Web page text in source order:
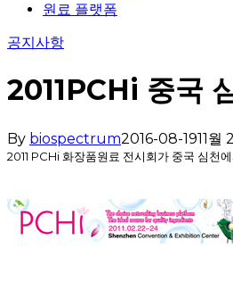
원료 플랫폼
공지사항
2011PCHi 중국
By biospectrum2016-08-1911월
2011 PCHi 화장품원료 전시회가 중국 심천에